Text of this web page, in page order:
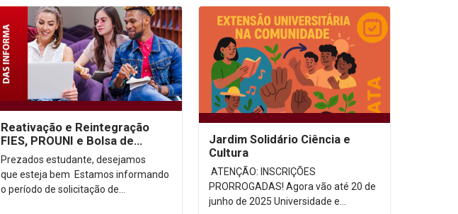
Reativação e Reintegração
FIES, PROUNI e Bolsa de
Assistência Social 2025.2
Prezados estudante, desejamos
que esteja bem Estamos informando
o período de solicitação de
Jardim Solidário Ciência e
Cultura
ATENÇÃO: INSCRIÇÕES
PRORROGADAS! Agora vão até 20 de
junho de 2025 Universidade e